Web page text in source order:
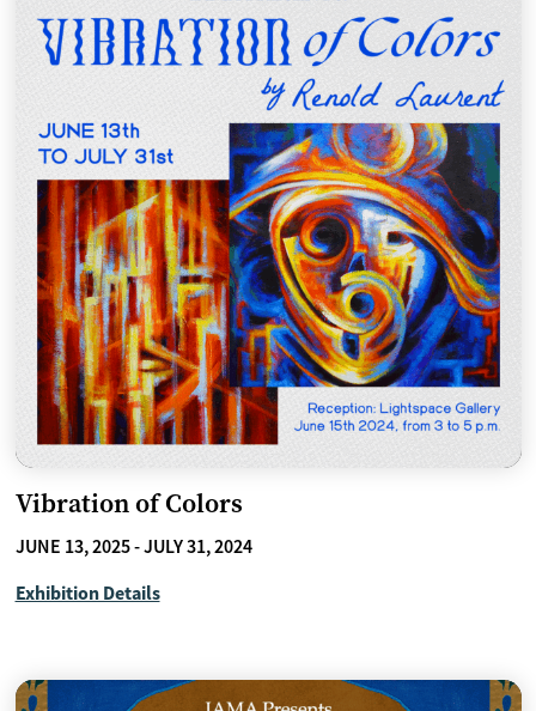
Vibration of Colors
JUNE 13, 2025 - JULY 31, 2024
Exhibition Details